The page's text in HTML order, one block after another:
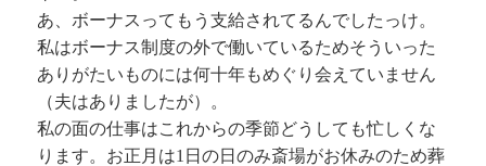
あ、ボーナスってもう支給されてるんでしたっけ。
私はボーナス制度の外で働いているためそういった
ありがたいものには何十年もめぐり会えていません
（夫はありましたが）。
私の面の仕事はこれからの季節どうしても忙しくな
ります。お正月は1日の日のみ斎場がお休みのため葬